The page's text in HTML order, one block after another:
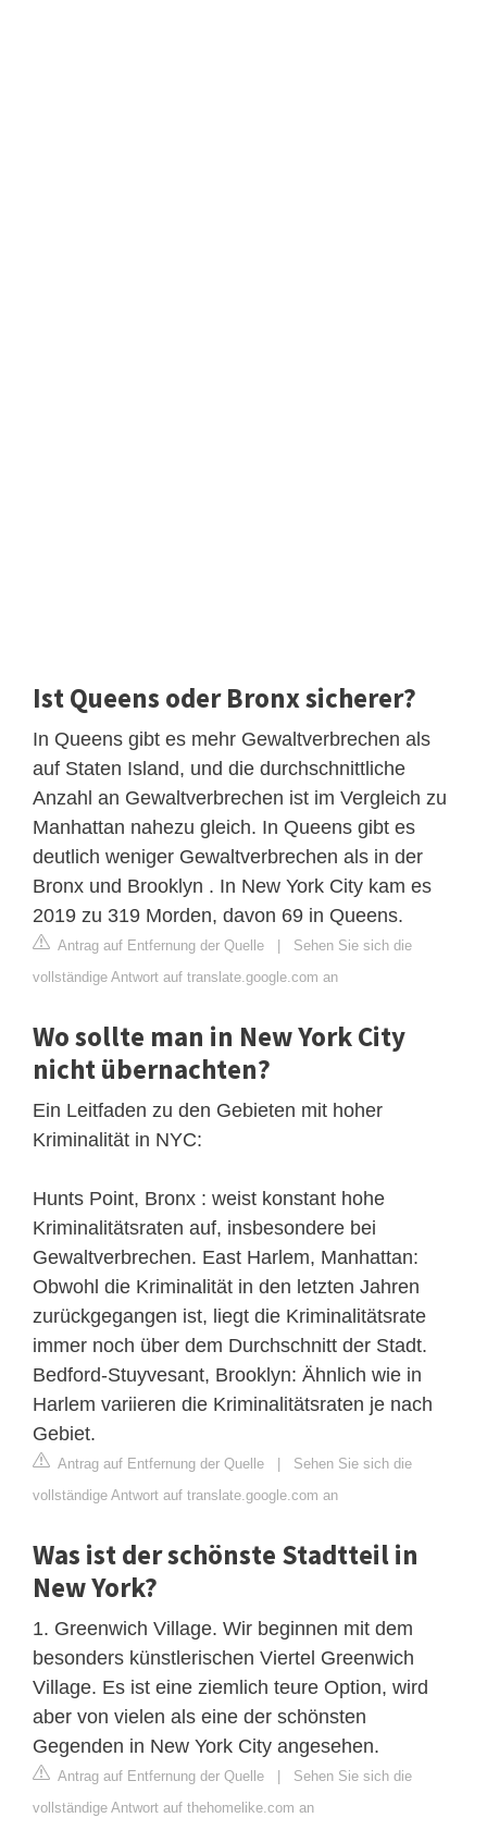
Ist Queens oder Bronx sicherer?
In Queens gibt es mehr Gewaltverbrechen als
auf Staten Island, und die durchschnittliche
Anzahl an Gewaltverbrechen ist im Vergleich zu
Manhattan nahezu gleich. In Queens gibt es
deutlich weniger Gewaltverbrechen als in der
Bronx und Brooklyn . In New York City kam es
2019 zu 319 Morden, davon 69 in Queens.
Antrag auf Entfernung der Quelle | Sehen Sie sich die
vollständige Antwort auf translate.google.com an
Wo sollte man in New York City
nicht übernachten?
Ein Leitfaden zu den Gebieten mit hoher
Kriminalität in NYC:
Hunts Point, Bronx : weist konstant hohe
Kriminalitätsraten auf, insbesondere bei
Gewaltverbrechen. East Harlem, Manhattan:
Obwohl die Kriminalität in den letzten Jahren
zurückgegangen ist, liegt die Kriminalitätsrate
immer noch über dem Durchschnitt der Stadt.
Bedford-Stuyvesant, Brooklyn: Ähnlich wie in
Harlem variieren die Kriminalitätsraten je nach
Gebiet.
Antrag auf Entfernung der Quelle | Sehen Sie sich die
vollständige Antwort auf translate.google.com an
Was ist der schönste Stadtteil in
New York?
1. Greenwich Village. Wir beginnen mit dem
besonders künstlerischen Viertel Greenwich
Village. Es ist eine ziemlich teure Option, wird
aber von vielen als eine der schönsten
Gegenden in New York City angesehen.
Antrag auf Entfernung der Quelle | Sehen Sie sich die
vollständige Antwort auf thehomelike.com an